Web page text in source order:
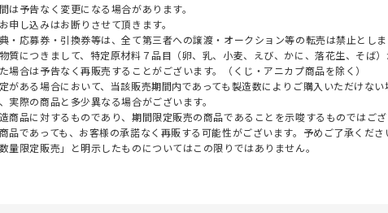
は予告なく変更になる場合があります。
申し込みはお断りさせて頂きます。
・応募券・引換券等は、全て第三者への譲渡・オークション等の転売は禁止としま
質につきまして、特定原材料７品目（卵、乳、小麦、えび、かに、落花生、そば
場合は予告なく再販売することがございます。（くじ・アニカプ商品を除く）
がある場合において、当該販売期間内であっても製造数によりご購入いただけない
実際の商品と多少異なる場合がございます。
商品に対するものであり、期間限定販売の商品であることを示唆するものではござ
品であっても、お客様の承諾なく再販する可能性がございます。予めご了承くださ
量限定販売」と明示したものについてはこの限りではありません。